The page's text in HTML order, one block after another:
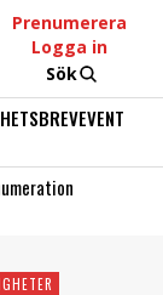
Prenumerera
Logga in
Sök
EVENT